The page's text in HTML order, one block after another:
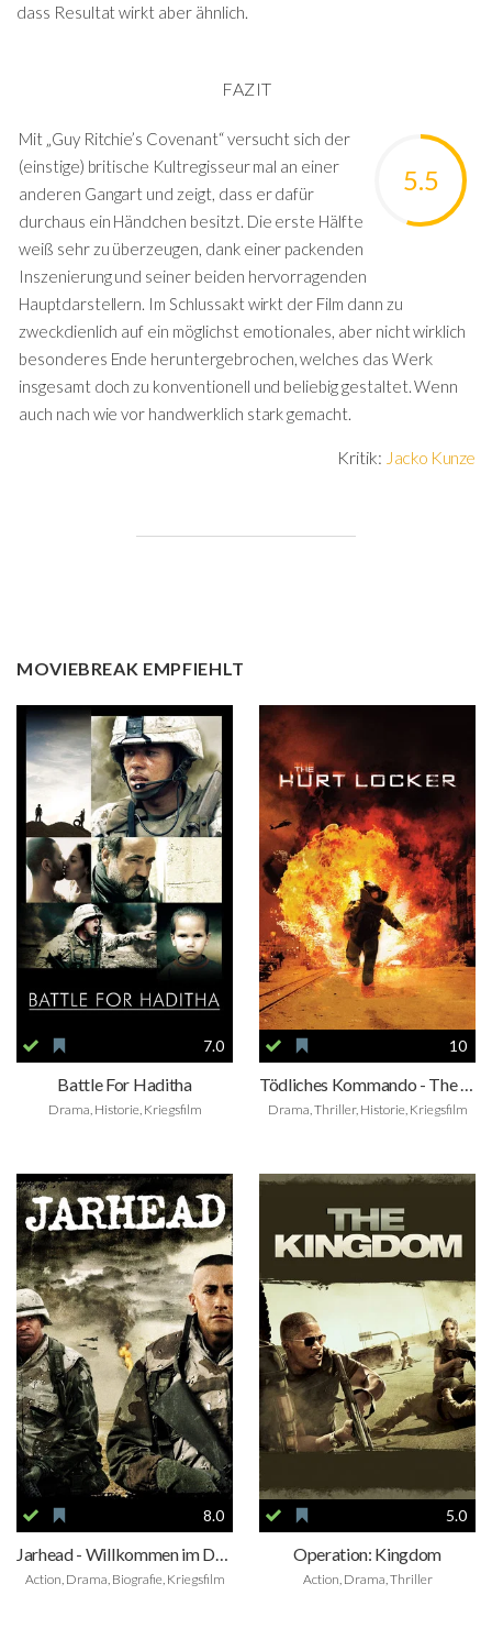
dass Resultat wirkt aber ähnlich.
FAZIT
5.5
Mit „Guy Ritchie’s Covenant“ versucht sich der
(einstige) britische Kultregisseur mal an einer
anderen Gangart und zeigt, dass er dafür
durchaus ein Händchen besitzt. Die erste Hälfte
weiß sehr zu überzeugen, dank einer packenden
Inszenierung und seiner beiden hervorragenden
Hauptdarstellern. Im Schlussakt wirkt der Film dann zu
zweckdienlich auf ein möglichst emotionales, aber nicht wirklich
besonderes Ende heruntergebrochen, welches das Werk
insgesamt doch zu konventionell und beliebig gestaltet. Wenn
auch nach wie vor handwerklich stark gemacht.
Kritik: Jacko Kunze
MOVIEBREAK EMPFIEHLT
7.0
Battle For Haditha
Drama, Historie, Kriegsfilm
10
Tödliches Kommando - The Hurt Locker
Drama, Thriller, Historie, Kriegsfilm
8.0
Action, Drama, Biografie, Kriegsfilm
5.0
Operation: Kingdom
Action, Drama, Thriller